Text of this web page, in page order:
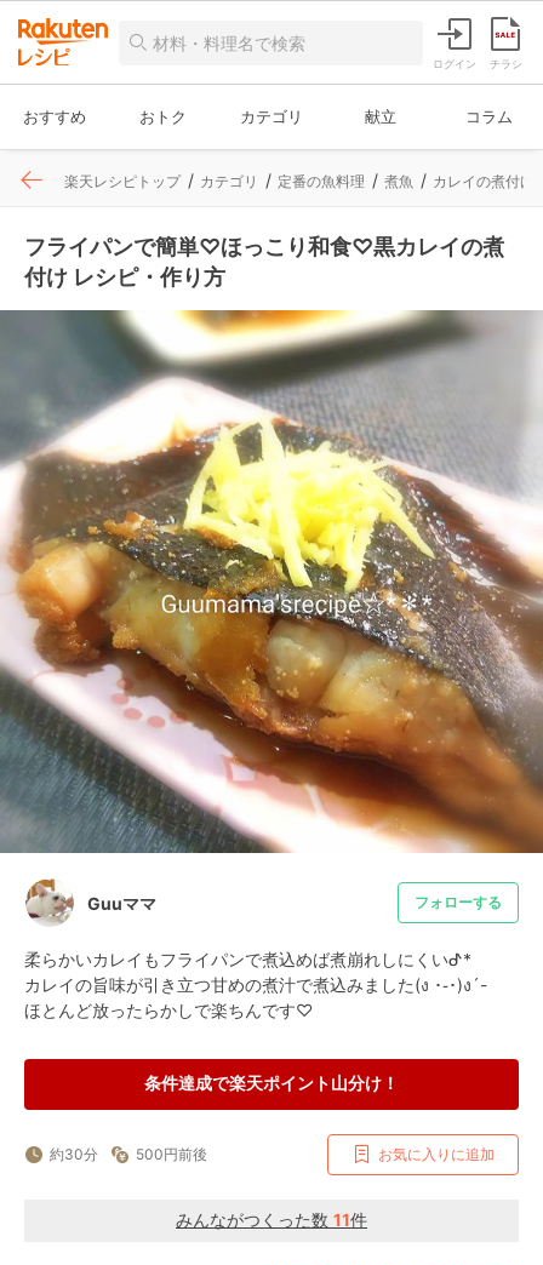
ログイン チラシ
おすすめ おトク カテゴリ 献立 コラム
楽天レシピトップ カテゴリ 定番の魚料理 煮魚 カレイの煮付け
フライパンで簡単♡ほっこり和食♡黒カレイの煮
付け レシピ・作り方
Guuママ フォローする
柔らかいカレイもフライパンで煮込めば煮崩れしにくいᕷ*
カレイの旨味が引き立つ甘めの煮汁で煮込みました(ง ･֊･)ง´-
ほとんど放ったらかしで楽ちんです♡
条件達成で楽天ポイント山分け！
約30分 500円前後 お気に入りに追加
みんながつくった数 11件